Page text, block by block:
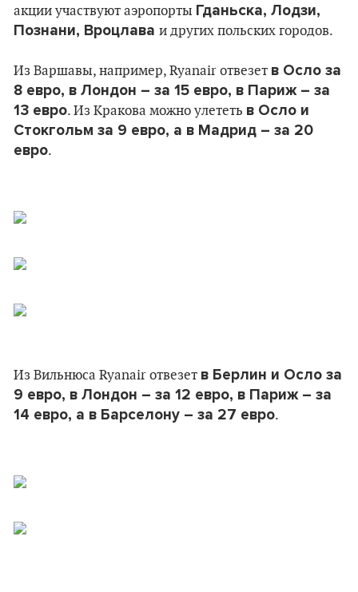
акции участвуют аэропорты Гданьска, Лодзи,
Познани, Вроцлава и других польских городов.
Из Варшавы, например, Ryanair отвезет в Осло за
8 евро, в Лондон – за 15 евро, в Париж – за
13 евро. Из Кракова можно улететь в Осло и
Стокгольм за 9 евро, а в Мадрид – за 20
евро.
Из Вильнюса Ryanair отвезет в Берлин и Осло за
9 евро, в Лондон – за 12 евро, в Париж – за
14 евро, а в Барселону – за 27 евро.